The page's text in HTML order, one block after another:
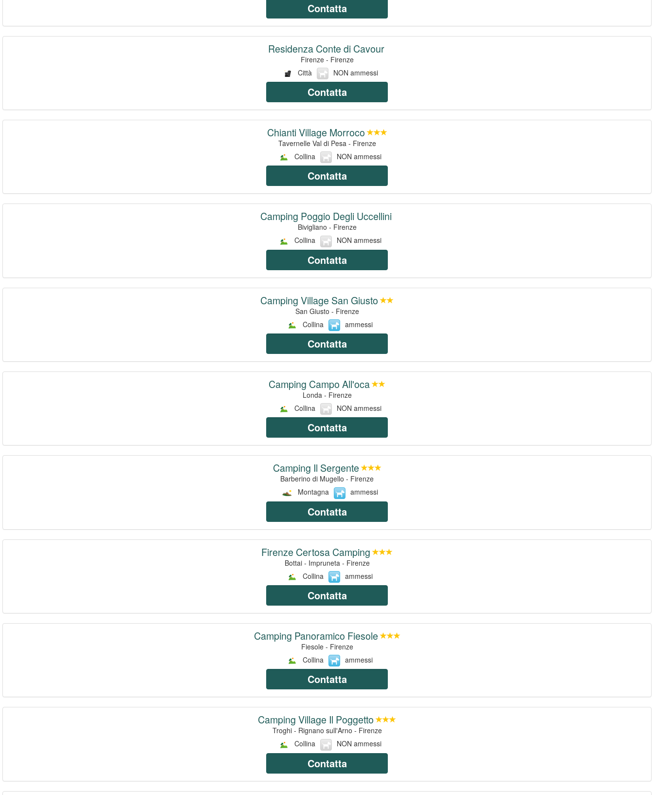
Contatta
Residenza Conte di Cavour
Firenze - Firenze
Città
NON ammessi
Contatta
Chianti Village Morroco
Tavernelle Val di Pesa - Firenze
Collina
NON ammessi
Contatta
Camping Poggio Degli Uccellini
Bivigliano - Firenze
Collina
NON ammessi
Contatta
Camping Village San Giusto
San Giusto - Firenze
Collina
ammessi
Contatta
Camping Campo All'oca
Londa - Firenze
Collina
NON ammessi
Contatta
Camping Il Sergente
Barberino di Mugello - Firenze
Montagna
ammessi
Contatta
Firenze Certosa Camping
Bottai - Impruneta - Firenze
Collina
ammessi
Contatta
Camping Panoramico Fiesole
Fiesole - Firenze
Collina
ammessi
Contatta
Camping Village Il Poggetto
Troghi - Rignano sull'Arno - Firenze
Collina
NON ammessi
Contatta